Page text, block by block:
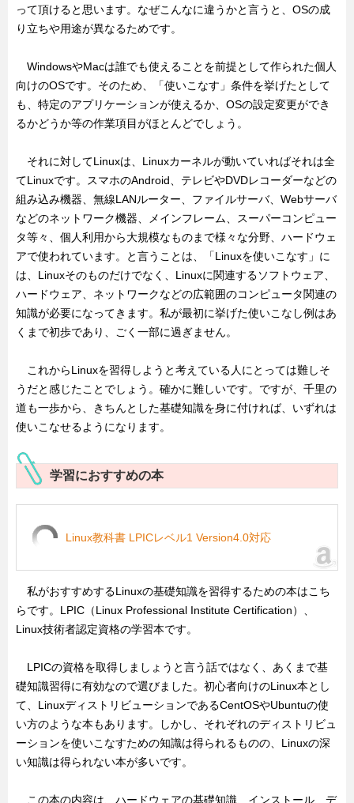
って頂けると思います。なぜこんなに違うかと言うと、OSの成
り立ちや用途が異なるためです。
WindowsやMacは誰でも使えることを前提として作られた個人
向けのOSです。そのため、「使いこなす」条件を挙げたとして
も、特定のアプリケーションが使えるか、OSの設定変更ができ
るかどうか等の作業項目がほとんどでしょう。
それに対してLinuxは、Linuxカーネルが動いていればそれは全
てLinuxです。スマホのAndroid、テレビやDVDレコーダーなどの
組み込み機器、無線LANルーター、ファイルサーバ、Webサーバ
などのネットワーク機器、メインフレーム、スーパーコンピュー
タ等々、個人利用から大規模なものまで様々な分野、ハードウェ
アで使われています。と言うことは、「Linuxを使いこなす」に
は、Linuxそのものだけでなく、Linuxに関連するソフトウェア、
ハードウェア、ネットワークなどの広範囲のコンピュータ関連の
知識が必要になってきます。私が最初に挙げた使いこなし例はあ
くまで初歩であり、ごく一部に過ぎません。
これからLinuxを習得しようと考えている人にとっては難しそ
うだと感じたことでしょう。確かに難しいです。ですが、千里の
道も一歩から、きちんとした基礎知識を身に付ければ、いずれは
使いこなせるようになります。
学習におすすめの本
Linux教科書 LPICレベル1 Version4.0対応
私がおすすめするLinuxの基礎知識を習得するための本はこち
らです。LPIC（Linux Professional Institute Certification）、
Linux技術者認定資格の学習本です。
LPICの資格を取得しましょうと言う話ではなく、あくまで基
礎知識習得に有効なので選びました。初心者向けのLinux本とし
て、LinuxディストリビューションであるCentOSやUbuntuの使
い方のような本もあります。しかし、それぞれのディストリビュ
ーションを使いこなすための知識は得られるものの、Linuxの深
い知識は得られない本が多いです。
この本の内容は、ハードウェアの基礎知識、インストール、デ